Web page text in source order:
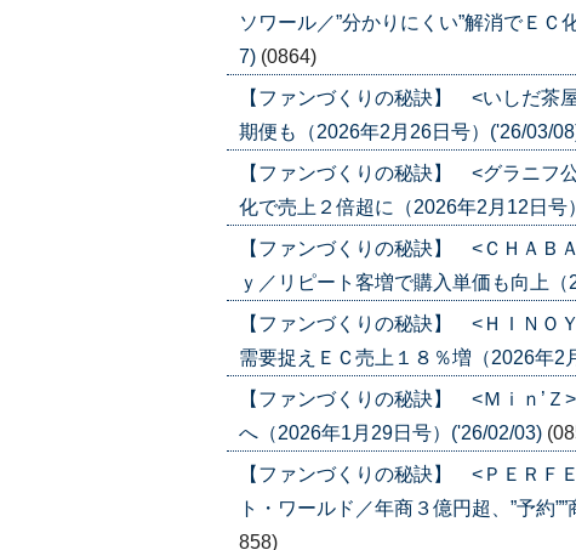
ソワール／”分かりにくい”解消でＥ
7) (0864)
【ファンづくりの秘訣】 <いしだ茶
期便も（2026年2月26日号）('26/03/
【ファンづくりの秘訣】 <グラニフ
化で売上２倍超に（2026年2月12日号
【ファンづくりの秘訣】 <ＣＨＡ
ｙ／リピート客増で購入単価も向上
【ファンづくりの秘訣】 <ＨＩＮ
需要捉えＥＣ売上１８％増（2026年2
【ファンづくりの秘訣】 <Ｍｉｎ’
へ（2026年1月29日号）('26/02/03)
【ファンづくりの秘訣】 <ＰＥＲ
ト・ワールド／年商３億円超、”予約
858)